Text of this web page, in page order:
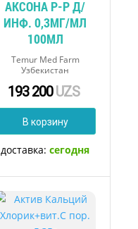
АКСОНА Р-Р Д/
ИНФ. 0,3МГ/МЛ
100МЛ
Temur Med Farm
Узбекистан
193 200UZS
В корзину
доставка:сегодня